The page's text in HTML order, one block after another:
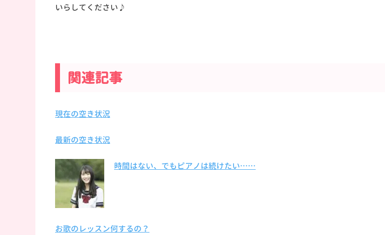
いらしてください♪
関連記事
現在の空き状況
最新の空き状況
時間はない、でもピアノは続けたい……
お歌のレッスン何するの？